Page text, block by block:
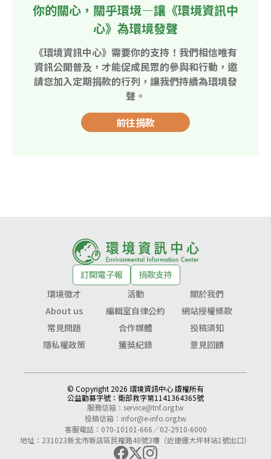
你的關心，關乎環境—讓《環境資訊中
心》為環境發聲
《環境資訊中心》需要你的支持！我們相信唯有
資訊公開普及，才能促成民眾的參與和行動，邀
請您加入定期捐款的行列，讓我們持續為環境發
聲。
前往捐款
訂閱電子報
捐款支持
環境徵才
活動
關於我們
About us
編輯室自律公約
網站授權條款
常見問題
合作媒體
投稿須知
隱私權政策
獲獎紀錄 意見回饋
© Copyright 2026 環境資訊中心 版權所有
公益勸募字號： 衛部救字第1141364365號
服務信箱： service@tnf.org.tw
投稿信箱： infor@e-info.org.tw
客服電話：070-10101-666／02-2910-6000
地址：231023新北市新店區民權路48號3樓（近捷運大坪林站1號出口）